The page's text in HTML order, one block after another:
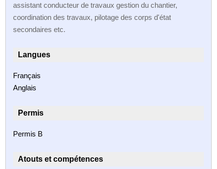
assistant conducteur de travaux gestion du chantier,
coordination des travaux, pilotage des corps d'état
secondaires etc.
Langues
Français
Anglais
Permis
Permis B
Atouts et compétences